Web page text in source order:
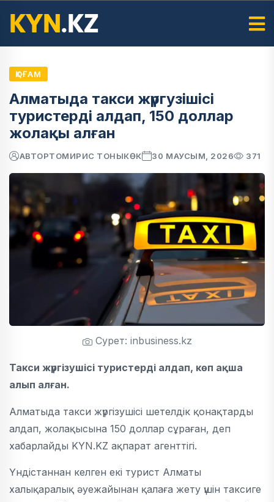
ҚОҒАМ
Алматыда такси жүргузішісі
туристерді алдап, 150 доллар
жолақы алған
АВТОРТОМИРИС ТОНЫКӨК 30 МАУСЫМ, 2026 371
Сурет: inbusiness.kz
Такси жүргізушісі туристерді алдап, көп ақша
алып алған.
Алматыда такси жүргізушісі шетелдік қонақтарды
алдап, жолақысына 150 доллар сұраған, деп
хабарлайды KYN.KZ ақпарат агенттігі.
Үндістаннан келген екі турист Алматы
халықаралық әуежайынан қалаға жету үшін таксиге